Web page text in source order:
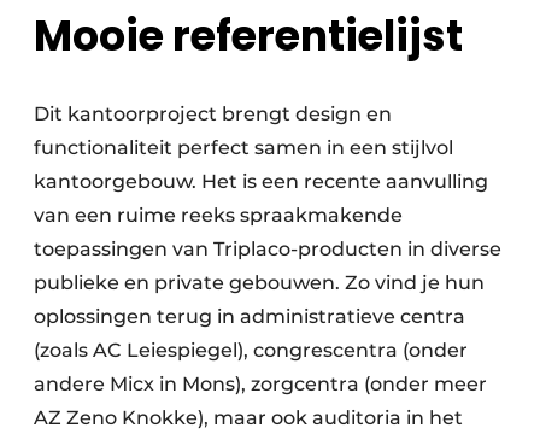
Mooie referentielijst
Dit kantoorproject brengt design en
functionaliteit perfect samen in een stijlvol
kantoorgebouw. Het is een recente aanvulling
van een ruime reeks spraakmakende
toepassingen van Triplaco-producten in diverse
publieke en private gebouwen. Zo vind je hun
oplossingen terug in administratieve centra
(zoals AC Leiespiegel), congrescentra (onder
andere Micx in Mons), zorgcentra (onder meer
AZ Zeno Knokke), maar ook auditoria in het